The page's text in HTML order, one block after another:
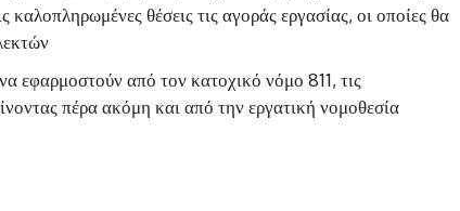
θέσεις τις αγοράς εργασίας, οι οποίες θα
εφαρμοστούν από τον κατοχικό νόμο 811, τις
πέρα ακόμη και από την εργατική νομοθεσία